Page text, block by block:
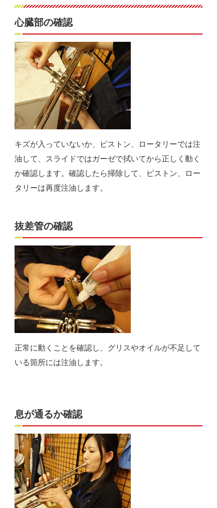
心臓部の確認
キズが入っていないか、ピストン、ロータリーでは注
油して、スライドではガーゼで拭いてから正しく動く
か確認します。確認したら掃除して、ピストン、ロー
タリーは再度注油します。
抜差管の確認
正常に動くことを確認し、グリスやオイルが不足して
いる箇所には注油します。
息が通るか確認